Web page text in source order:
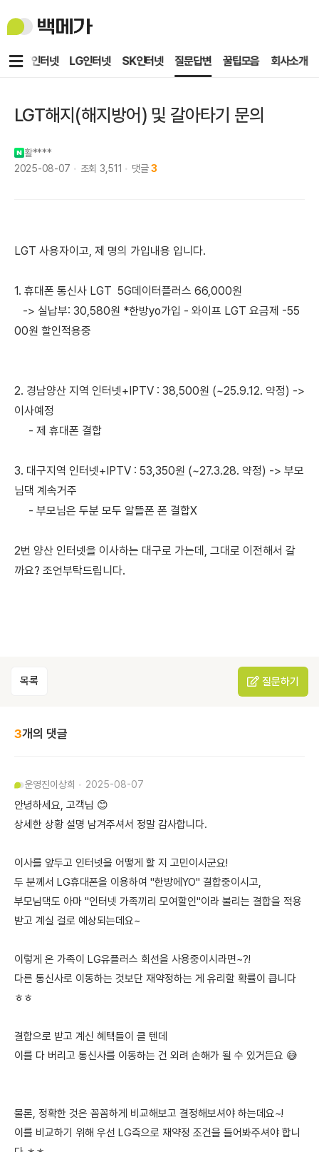
백
메
KT인터넷 LG인터넷 SK인터넷 질문답변 꿀팁모음 회사소개
메
LGT해지(해지방어) 및 갈아타기 문의
활****
2025-08-07
조회 3,511 댓글 3
LGT 사용자이고, 제 명의 가입내용 입니다.
1. 휴대폰 통신사 LGT 5G데이터플러스 66,000원
-> 실납부: 30,580원 *한방yo가입 - 와이프 LGT 요금제 -55
00원 할인적용중
2. 경남양산 지역 인터넷+IPTV : 38,500원 (~25.9.12. 약정) ->
이사예정
- 제 휴대폰 결합
3. 대구지역 인터넷+IPTV : 53,350원 (~27.3.28. 약정) -> 부모
님댁 계속거주
- 부모님은 두분 모두 알뜰폰 폰 결합X
2번 양산 인터넷을 이사하는 대구로 가는데, 그대로 이전해서 갈
까요? 조언부탁드립니다.
목록 질문하기
3개의 댓글
운영진이상희 2025-08-07
안녕하세요, 고객님 😊
상세한 상황 설명 남겨주셔서 정말 감사합니다.
이사를 앞두고 인터넷을 어떻게 할 지 고민이시군요!
두 분께서 LG휴대폰을 이용하여 "한방에YO" 결합중이시고,
부모님댁도 아마 "인터넷 가족끼리 모여할인"이라 불리는 결합을 적용
받고 계실 걸로 예상되는데요~
이렇게 온 가족이 LG유플러스 회선을 사용중이시라면~?!
다른 통신사로 이동하는 것보단 재약정하는 게 유리할 확률이 큽니다
ㅎㅎ
결합으로 받고 계신 혜택들이 클 텐데
이를 다 버리고 통신사를 이동하는 건 외려 손해가 될 수 있거든요 😅
물론, 정확한 것은 꼼꼼하게 비교해보고 결정해보셔야 하는데요~!
이를 비교하기 위해 우선 LG측으로 재약정 조건을 들어봐주셔야 합니